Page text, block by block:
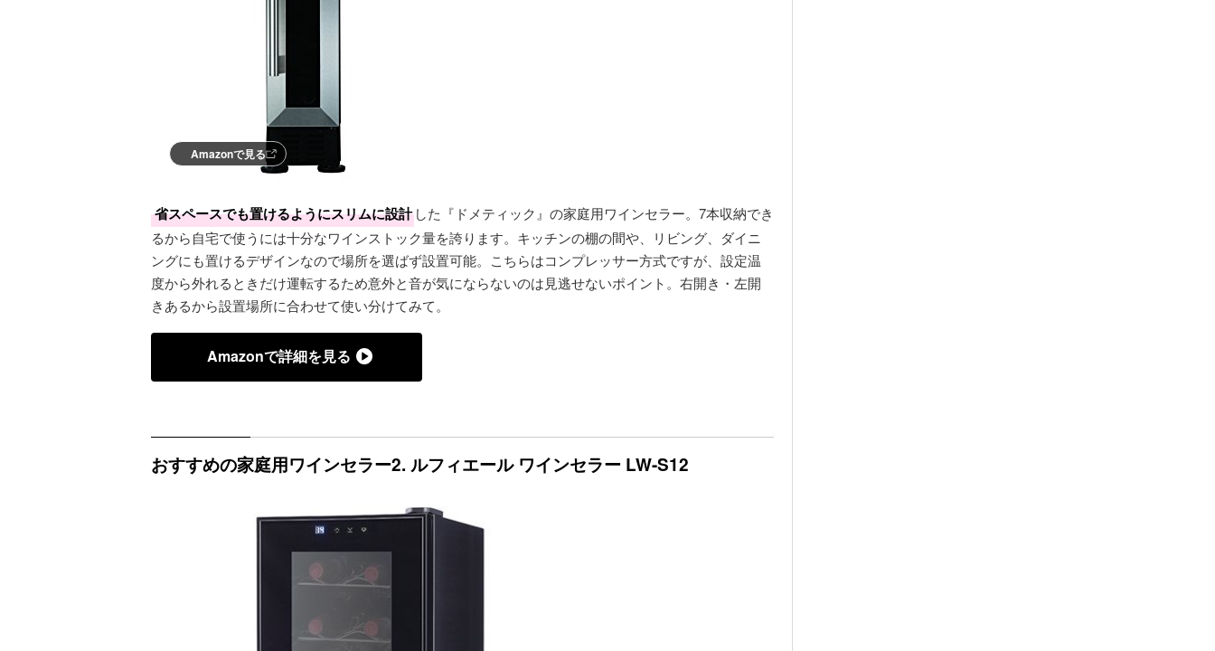
Amazonで見る
省スペースでも置けるようにスリムに設計 した『ドメティック』の家庭用ワインセラー。7本収納でき
るから自宅で使うには十分なワインストック量を誇ります。キッチンの棚の間や、リビング、ダイニ
ングにも置けるデザインなので場所を選ばず設置可能。こちらはコンプレッサー方式ですが、設定温
度から外れるときだけ運転するため意外と音が気にならないのは見逃せないポイント。右開き・左開
きあるから設置場所に合わせて使い分けてみて。
Amazonで詳細を見る
おすすめの家庭用ワインセラー2. ルフィエール ワインセラー LW-S12